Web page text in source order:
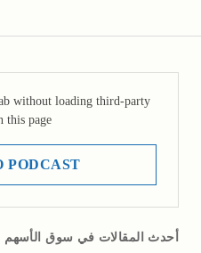
without loading third-party
this page.
PODCAST
أحدث المقالات في سوق الأسهم